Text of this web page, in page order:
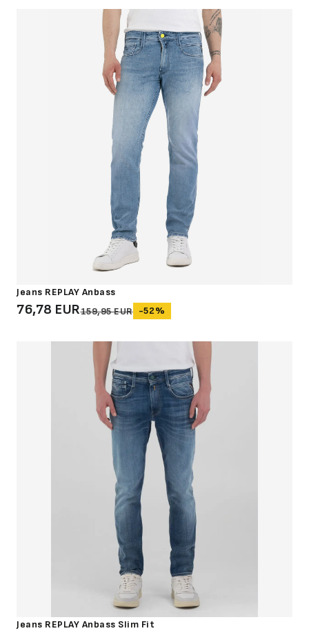
Jeans REPLAY Anbass
76,78 EUR159,95 EUR -52%
Jeans REPLAY Anbass Slim Fit